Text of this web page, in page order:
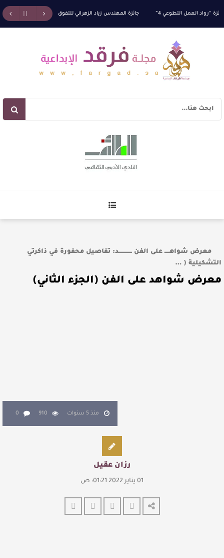
العمل التطوعي 4” جائزة المهندس زياد الزهراني للتفوق العلمي تكرّم نخبة من أبناء
الاستهلالي في رواية : ( على كف رتويت ) للدكتورة زينب الخضيري
معرض شواهـــــ على الفن ـــــــــــــد: تفاصيل محفورة في ذاكرتي
التشكيلية ( …
معرض شواهد على الفن (الجزء الثاني)
منذ 5 سنوات 910
0
رزان عقيل
01 يناير 2022 01:21: ص